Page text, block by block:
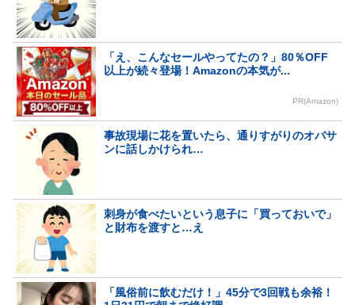
「え、こんなセールやってたの？」80％OFF
以上が続々登場！Amazonの本気が...
PR(Amazon)
事故現場に花を置いたら、通りすがりのオバサ
ンに話しかけられ…
刺身が食べたいという息子に「買っておいで」
と財布を渡すと…え
「風俗前に飲むだけ！」45分で3回戦も余裕！